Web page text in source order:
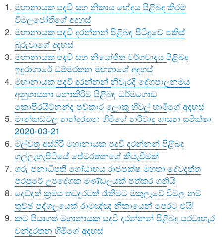
මහානායක පදවි සහ නිකාය භේදය පිළිබඳ කිරම
විමලජෝතිගේ අදහස්
මහානායක පදවි දරන්නන් පිළිබඳ පිටිදූවේ පකිස්
බූරුවාගේ අදහස්
මහානායක පදවි සහ නියෝජිත වර්ගවාදය පිළිබඳ
ඉඳුරාගාරේ ධම්මරතන මහතාගේ අදහස්
මහානායක පදවි දරන්නන් නිවැරදි දේශපාලනමය
අනුශාසනා නොකිරීම පිළිබඳ ධර්මගොඩ
කොපිරයිට්නන්ද පව්කාර ලොකු හිවල් හාමිගේ අදහස්
මාන්කඩවල නන්දරතන හිමිගේ නරිවාද ශාසන සමික්ෂා
2020-03-21
මල්වතු අස්ගිරි මහානායක පදවි දරන්නන් පිළිබඳ
ගල්ලැහැපිටියේ පේමරතනගේ කියැවීමක්
ගරු ජනාධිපති ගෝඨාභය රාජපක්ෂ මහතා දේවදත්ත
පරපුරේ උපදේශක මණ්ඩලයක් පත්කර ගනියි
දෙව්දත් ක්‍රමය තවදුරටත් රැකීමට මකුලෑවේ විමල නම්
තුච්ඡ පුද්ගලයෙක් රාමඤ්ඤ නිකායෙන් පෙරට එයි!
කට පියාගත් මහානායක පදවි දරන්නන් පිළිබඳ පරවාහැර
චන්ද්‍රරතන හිමිගේ අදහස්